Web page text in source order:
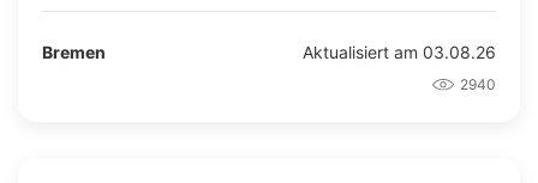
Bremen Aktualisiert am 03.08.26
2940